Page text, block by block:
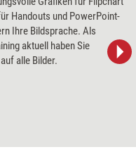
Handouts und PowerPoint-
Ihre Bildsprache. Als
aktuell haben Sie
alle Bilder.